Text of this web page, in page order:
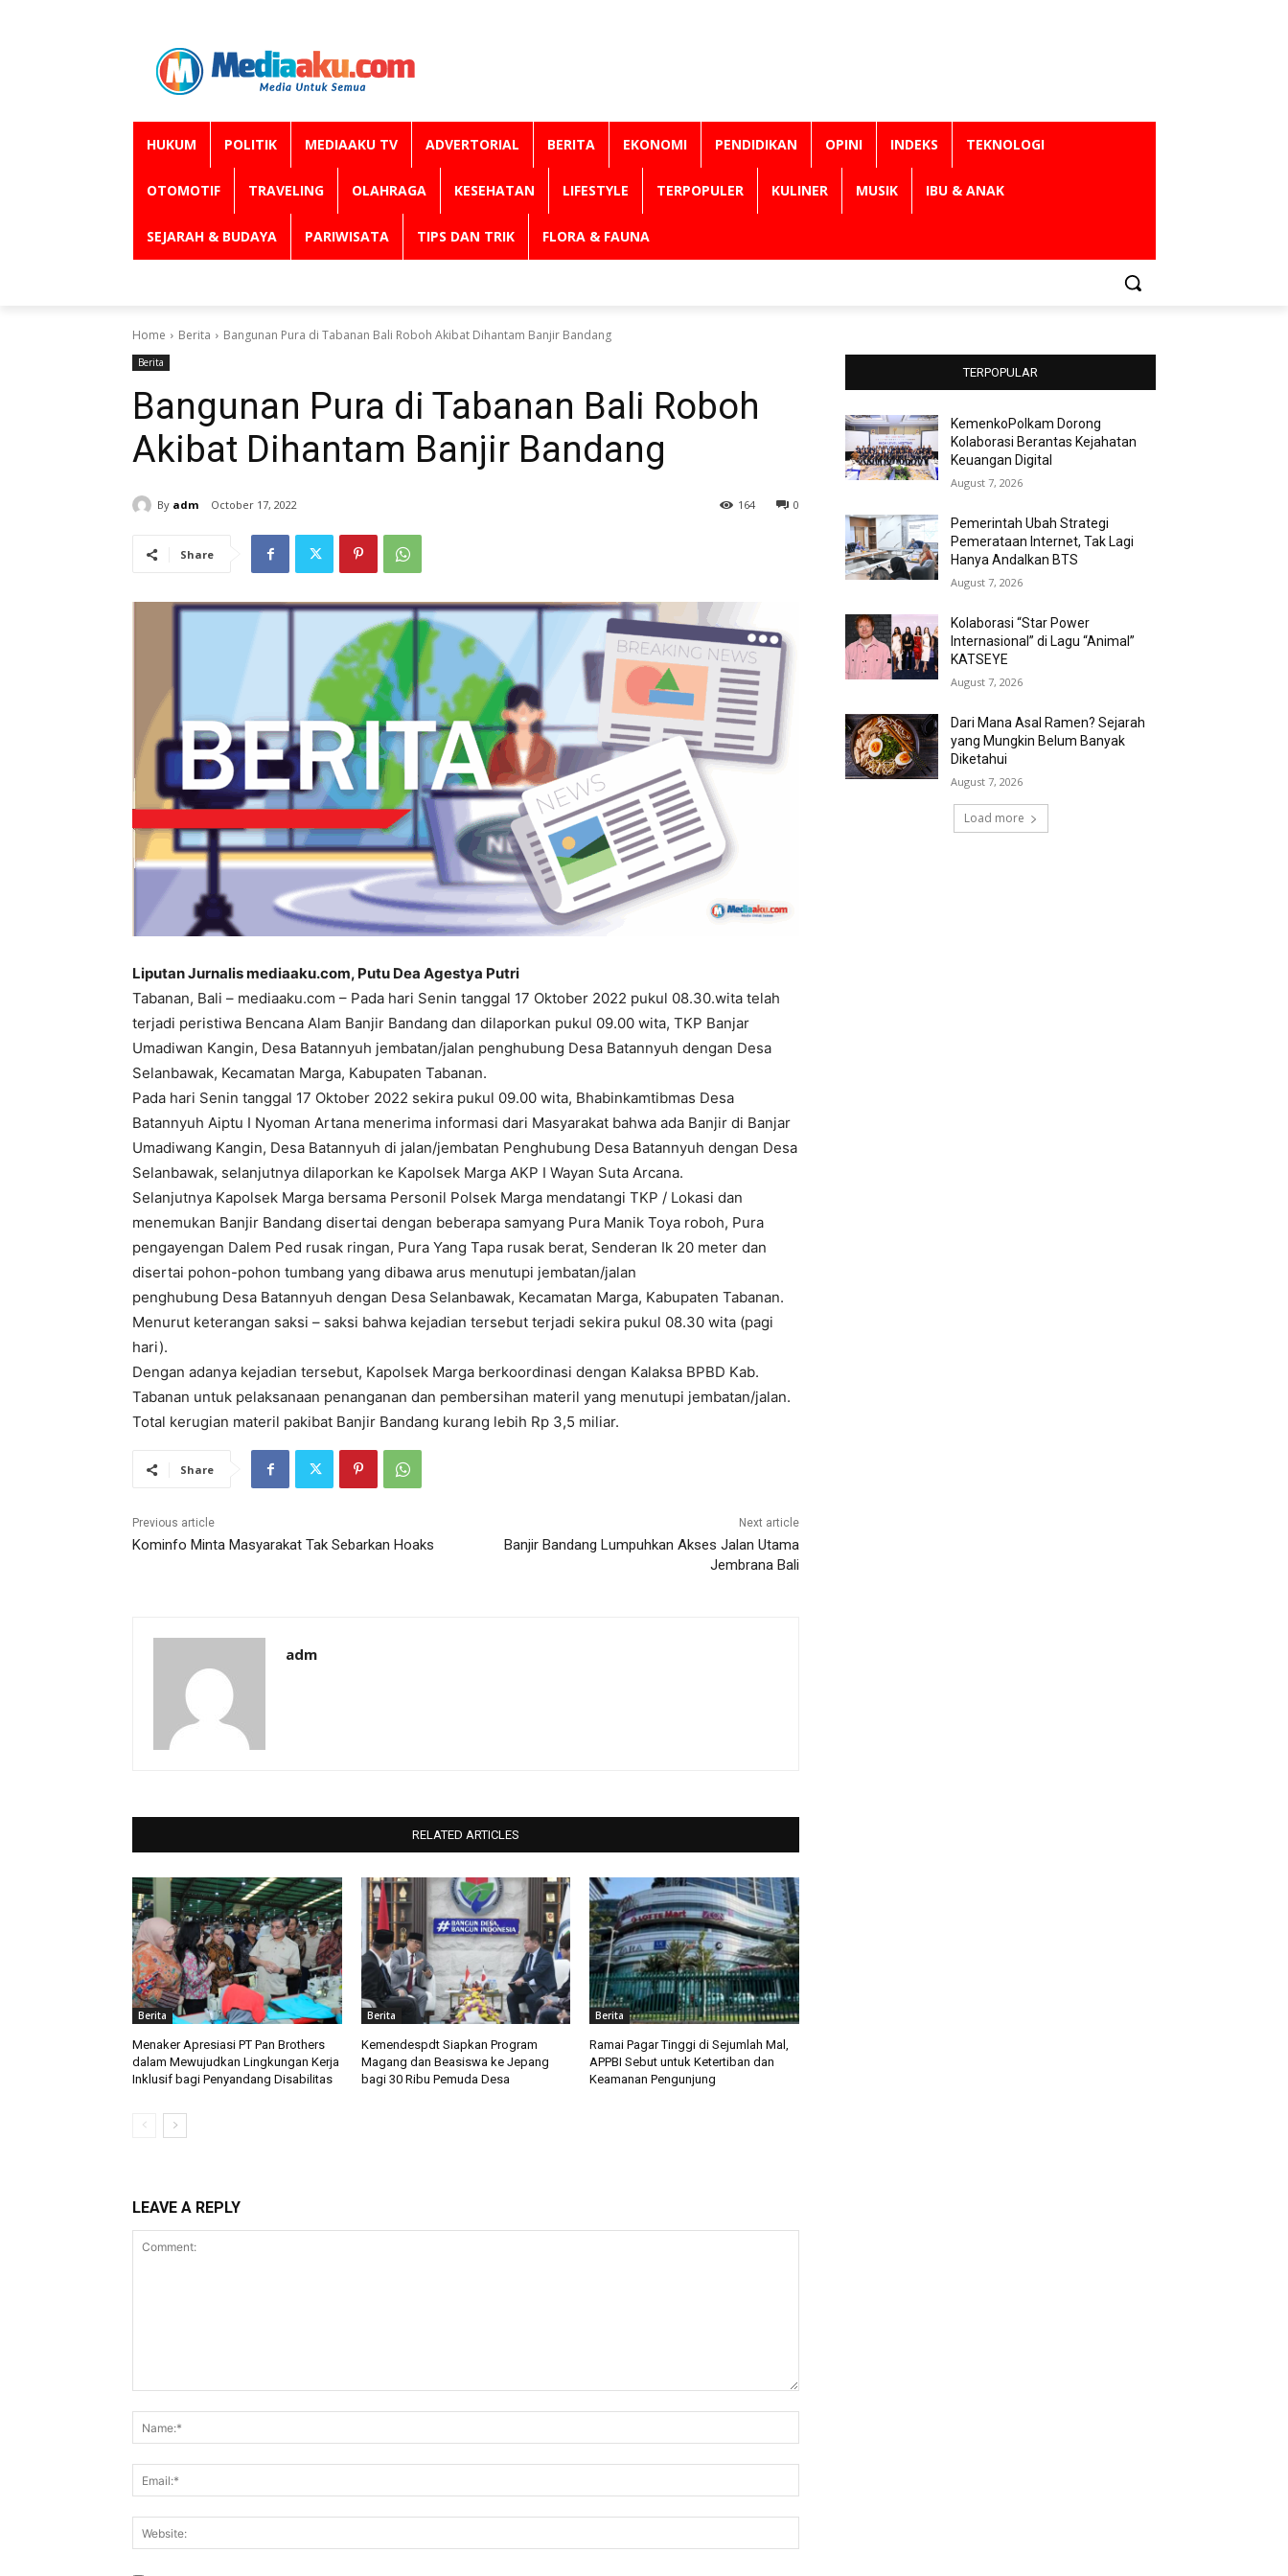
HUKUM POLITIK MEDIAAKU TV ADVERTORIAL BERITA EKONOMI PENDIDIKAN OPINI INDEKS TEKNOLOGI
OTOMOTIF TRAVELING OLAHRAGA KESEHATAN LIFESTYLE TERPOPULER KULINER MUSIK IBU & ANAK
SEJARAH & BUDAYA PARIWISATA TIPS DAN TRIK FLORA & FAUNA
Home Berita Bangunan Pura di Tabanan Bali Roboh Akibat Dihantam Banjir Bandang
Berita
Bangunan Pura di Tabanan Bali Roboh
Akibat Dihantam Banjir Bandang
By adm October 17, 2022 0
164
Share
Liputan Jurnalis mediaaku.com, Putu Dea Agestya Putri
Tabanan, Bali – mediaaku.com – Pada hari Senin tanggal 17 Oktober 2022 pukul 08.30.wita telah
terjadi peristiwa Bencana Alam Banjir Bandang dan dilaporkan pukul 09.00 wita, TKP Banjar
Umadiwan Kangin, Desa Batannyuh jembatan/jalan penghubung Desa Batannyuh dengan Desa
Selanbawak, Kecamatan Marga, Kabupaten Tabanan.
Pada hari Senin tanggal 17 Oktober 2022 sekira pukul 09.00 wita, Bhabinkamtibmas Desa
Batannyuh Aiptu I Nyoman Artana menerima informasi dari Masyarakat bahwa ada Banjir di Banjar
Umadiwang Kangin, Desa Batannyuh di jalan/jembatan Penghubung Desa Batannyuh dengan Desa
Selanbawak, selanjutnya dilaporkan ke Kapolsek Marga AKP I Wayan Suta Arcana.
Selanjutnya Kapolsek Marga bersama Personil Polsek Marga mendatangi TKP / Lokasi dan
menemukan Banjir Bandang disertai dengan beberapa samyang Pura Manik Toya roboh, Pura
pengayengan Dalem Ped rusak ringan, Pura Yang Tapa rusak berat, Senderan Ik 20 meter dan
disertai pohon-pohon tumbang yang dibawa arus menutupi jembatan/jalan
penghubung Desa Batannyuh dengan Desa Selanbawak, Kecamatan Marga, Kabupaten Tabanan.
Menurut keterangan saksi – saksi bahwa kejadian tersebut terjadi sekira pukul 08.30 wita (pagi
hari).
Dengan adanya kejadian tersebut, Kapolsek Marga berkoordinasi dengan Kalaksa BPBD Kab.
Tabanan untuk pelaksanaan penanganan dan pembersihan materil yang menutupi jembatan/jalan.
Total kerugian materil pakibat Banjir Bandang kurang lebih Rp 3,5 miliar.
Share
Previous article
Kominfo Minta Masyarakat Tak Sebarkan Hoaks
Next article
Banjir Bandang Lumpuhkan Akses Jalan Utama
Jembrana Bali
adm
RELATED ARTICLES
Berita
Menaker Apresiasi PT Pan Brothers
dalam Mewujudkan Lingkungan Kerja
Inklusif bagi Penyandang Disabilitas
Berita
Kemendespdt Siapkan Program
Magang dan Beasiswa ke Jepang
bagi 30 Ribu Pemuda Desa
Berita
Ramai Pagar Tinggi di Sejumlah Mal,
APPBI Sebut untuk Ketertiban dan
Keamanan Pengunjung
LEAVE A REPLY
TERPOPULAR
KemenkoPolkam Dorong
Kolaborasi Berantas Kejahatan
Keuangan Digital
August 7, 2026
Pemerintah Ubah Strategi
Pemerataan Internet, Tak Lagi
Hanya Andalkan BTS
August 7, 2026
Kolaborasi “Star Power
Internasional” di Lagu “Animal”
KATSEYE
August 7, 2026
Dari Mana Asal Ramen? Sejarah
yang Mungkin Belum Banyak
Diketahui
August 7, 2026
Load more